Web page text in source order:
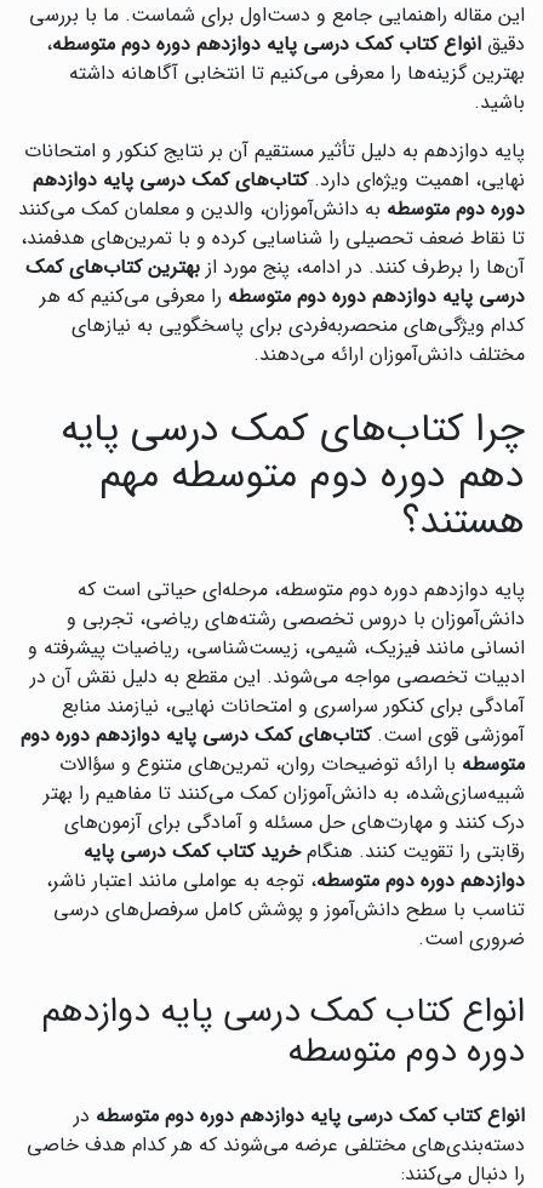
این مقاله راهنمایی جامع و دست‌اول برای شماست. ما با بررسی
دقیق انواع کتاب کمک درسی پایه دوازدهم دوره دوم متوسطه،
بهترین گزینه‌ها را معرفی می‌کنیم تا انتخابی آگاهانه داشته
باشید.
پایه دوازدهم به دلیل تأثیر مستقیم آن بر نتایج کنکور و امتحانات
نهایی، اهمیت ویژه‌ای دارد.کتاب‌های کمک درسی پایه دوازدهم
دوره دوم متوسطه به دانش‌آموزان، والدین و معلمان کمک می‌کنند
تا نقاط ضعف تحصیلی را شناسایی کرده و با تمرین‌های هدفمند،
آن‌ها را برطرف کنند. در ادامه، پنج مورد از بهترین کتاب‌های کمک
درسی پایه دوازدهم دوره دوم متوسطه را معرفی می‌کنیم که هر
کدام ویژگی‌های منحصربه‌فردی برای پاسخگویی به نیازهای
مختلف دانش‌آموزان ارائه می‌دهند.
چرا کتاب‌های کمک درسی پایه
دهم دوره دوم متوسطه مهم
هستند؟
پایه دوازدهم دوره دوم متوسطه، مرحله‌ای حیاتی است که
دانش‌آموزان با دروس تخصصی رشته‌های ریاضی، تجربی و
انسانی مانند فیزیک، شیمی، زیست‌شناسی، ریاضیات پیشرفته و
ادبیات تخصصی مواجه می‌شوند. این مقطع به دلیل نقش آن در
آمادگی برای کنکور سراسری و امتحانات نهایی، نیازمند منابع
آموزشی قوی است.کتاب‌های کمک درسی پایه دوازدهم دوره دوم
متوسطه با ارائه توضیحات روان، تمرین‌های متنوع و سؤالات
شبیه‌سازی‌شده، به دانش‌آموزان کمک می‌کنند تا مفاهیم را بهتر
درک کنند و مهارت‌های حل مسئله و آمادگی برای آزمون‌های
رقابتی را تقویت کنند. هنگامخرید کتاب کمک درسی پایه
دوازدهم دوره دوم متوسطه، توجه به عواملی مانند اعتبار ناشر،
تناسب با سطح دانش‌آموز و پوشش کامل سرفصل‌های درسی
ضروری است.
انواع کتاب کمک درسی پایه دوازدهم
دوره دوم متوسطه
انواع کتاب کمک درسی پایه دوازدهم دوره دوم متوسطه در
دسته‌بندی‌های مختلفی عرضه می‌شوند که هر کدام هدف خاصی
را دنبال می‌کنند: